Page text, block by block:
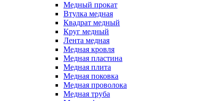
Медный прокат
Втулка медная
Квадрат медный
Круг медный
Лента медная
Медная кровля
Медная пластина
Медная плита
Медная поковка
Медная проволока
Медная труба